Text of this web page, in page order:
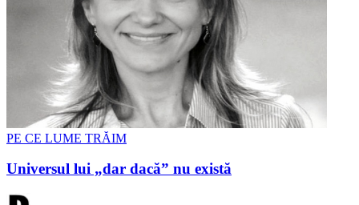
PE CE LUME TRĂIM
Universul lui „dar dacă” nu există